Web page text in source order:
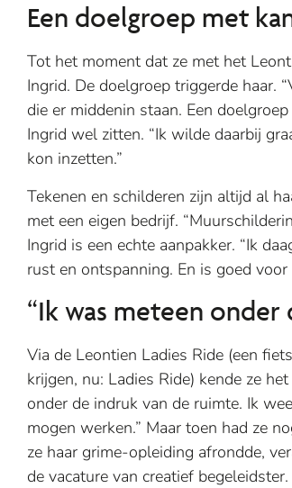
Een doelgroep met
Tot het moment dat ze met het
Ingrid. De doelgroep triggerde haar.
die er middenin staan. Een
Ingrid wel zitten. “Ik wilde daarbij
kon inzetten.”
Tekenen en schilderen zijn altijd al
met een eigen bedrijf.
Ingrid is een echte aanpakker. “Ik
rust en ontspanning. En is goed
“Ik was meteen
Via de Leontien Ladies Ride (een
krijgen, nu: Ladies Ride) kende ze
onder de indruk van de ruimte. Ik
mogen werken.” Maar toen had ze
ze haar grime-opleiding afrondde,
de vacature van creatief